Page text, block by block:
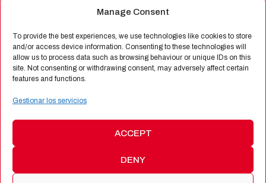
Manage Consent
To provide the best experiences, we use technologies like cookies to store
and/or access device information. Consenting to these technologies will
allow us to process data such as browsing behaviour or unique IDs on this
site. Not consenting or withdrawing consent, may adversely affect certain
features and functions.
Gestionar los servicios
ACCEPT
DENY
CERTIFICADA POR